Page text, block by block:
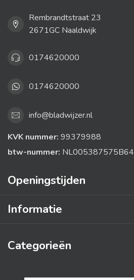
Rembrandtstraat 23
2671GC Naaldwijk
0174620000
0174620000
info@bladwijzer.nl
KVK nummer: 99379988
btw-nummer: NL005387575B64
Openingstijden
Informatie
Categorieën